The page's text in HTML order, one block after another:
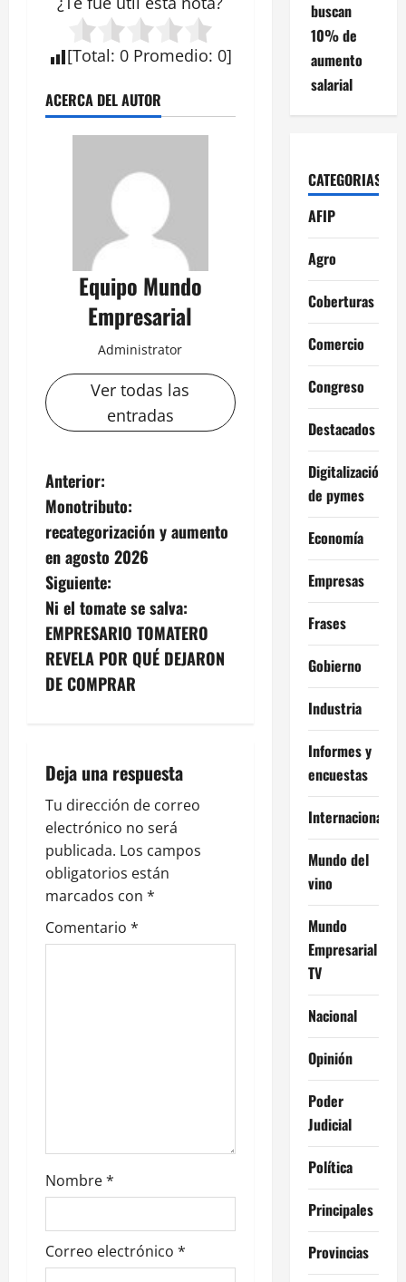
[Total: 0 Promedio: 0]
ACERCA DEL AUTOR
Equipo Mundo
Empresarial
Administrator
Ver todas las
entradas
N
a
v
e
g
a
ó
n
d
e
e
a
s
Anterior:
Monotributo:
recategorización y aumento
en agosto 2026
Siguiente:
Ni el tomate se salva:
EMPRESARIO TOMATERO
REVELA POR QUÉ DEJARON
DE COMPRAR
Deja una respuesta
Tu dirección de correo
electrónico no será
publicada. Los campos
obligatorios están
marcados con *
Comentario *
Nombre*
Correo electrónico *
buscan
10% de
aumento
salarial
CATEGORIAS
AFIP
Agro
Coberturas
Comercio
Congreso
Destacados
Digitalización
de pymes
Economía
Empresas
Frases
Gobierno
Industria
Informes y
encuestas
Internacional
Mundo del
vino
Mundo
Empresarial
TV
Nacional
Opinión
Poder
Judicial
Política
Principales
Provincias